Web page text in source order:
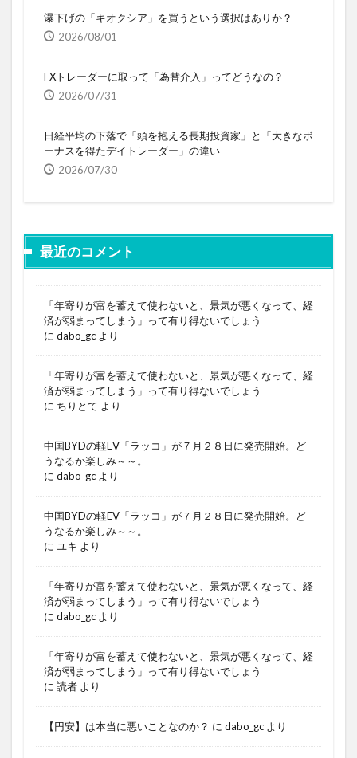
瀑下げの「キオクシア」を買うという選択はありか？
2026/08/01
FXトレーダーに取って「為替介入」ってどうなの？
2026/07/31
日経平均の下落で「頭を抱える長期投資家」と「大きなボ
ーナスを得たデイトレーダー」の違い
2026/07/30
最近のコメント
「年寄りが富を蓄えて使わないと、景気が悪くなって、経
済が弱まってしまう」って有り得ないでしょう
に dabo_gc より
「年寄りが富を蓄えて使わないと、景気が悪くなって、経
済が弱まってしまう」って有り得ないでしょう
に ちりとて より
中国BYDの軽EV「ラッコ」が７月２８日に発売開始。ど
うなるか楽しみ～～。
に dabo_gc より
中国BYDの軽EV「ラッコ」が７月２８日に発売開始。ど
うなるか楽しみ～～。
に ユキ より
「年寄りが富を蓄えて使わないと、景気が悪くなって、経
済が弱まってしまう」って有り得ないでしょう
に dabo_gc より
「年寄りが富を蓄えて使わないと、景気が悪くなって、経
済が弱まってしまう」って有り得ないでしょう
に 読者 より
【円安】は本当に悪いことなのか？ に dabo_gc より